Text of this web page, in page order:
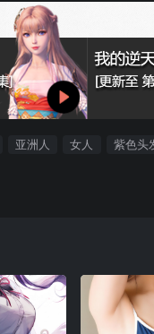
亚洲人 女人 紫色头